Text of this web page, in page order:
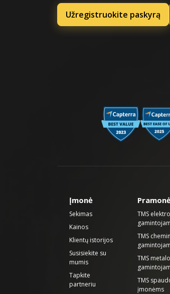
Užregistruokite paskyrą
Įmonė
Sekimas
Kainos
Klientų istorijos
Susisiekite su
mumis
Tapkite
partneriu
TMS
TMS
TMS
TMS
įmonėms